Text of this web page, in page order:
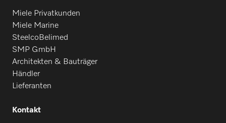
Miele Privatkunden
Miele Marine
SteelcoBelimed
SMP GmbH
Architekten & Bauträger
Händler
Lieferanten
Kontakt